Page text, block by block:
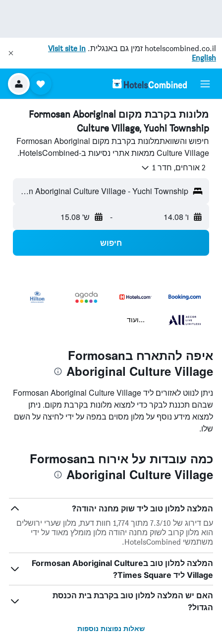
hotelscombined.co.il זמין גם באנגלית. Visit site in
English
מלונות בקרבת מקום Formosan Aboriginal
Culture Village, Yuchi Township
חיפוש והשוואתמלונות בקרבת מקום Formosan Aboriginal
Culture Village ממאות אתרי נסיעות ב-HotelsCombined.
2 אורחים, חדר 1
Formosan Aboriginal Culture Village - Yuchi Township, טייוואן
ו' 14.08 - ש' 15.08
חיפוש
...ועוד
איפה להתארח בFormosan
Aboriginal Culture Village
ניתן לנווט לאזורים ליד Formosan Aboriginal Culture Village
שבהם תכננת לבקר כדי למצוא מלונות בקרבת מקום. ניתן
למצוא מידע נוסף על מלון מסוים במפה על ידי לחיצה על השם
שלו.
כמה עובדות על אירוח בFormosan
Aboriginal Culture Village
המלצה למלון טוב ליד שוק מחנה יהודה?
עם דירוג של 7.3/10 מתוך 1,774 חוות דעת, מלון שערי ירושלים
הוא מלון קרוב לשוק מחנה יהודה מלון מומלץ מאוד על ידי
משתמשי HotelsCombined.
המלצה למלון טוב בFormosan Aboriginal Culture
Village ליד Times Square?
האם יש המלצה למלון טוב בקרבת בית הכנסת
הגדול?
שאלות נפוצות נוספות